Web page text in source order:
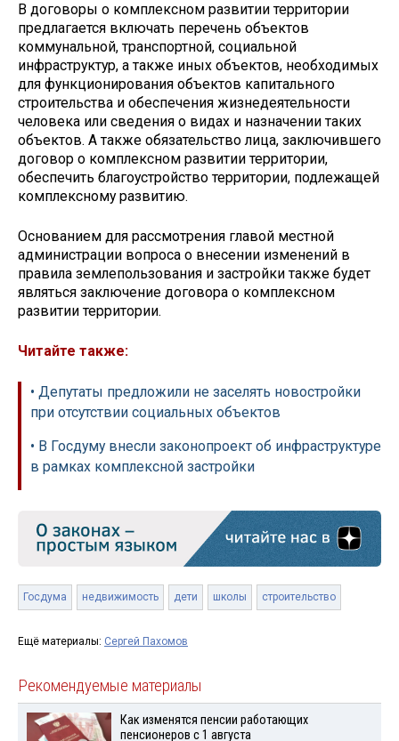
В договоры о комплексном развитии территории
предлагается включать перечень объектов
коммунальной, транспортной, социальной
инфраструктур, а также иных объектов, необходимых
для функционирования объектов капитального
строительства и обеспечения жизнедеятельности
человека или сведения о видах и назначении таких
объектов. А также обязательство лица, заключившего
договор о комплексном развитии территории,
обеспечить благоустройство территории, подлежащей
комплексному развитию.
Основанием для рассмотрения главой местной
администрации вопроса о внесении изменений в
правила землепользования и застройки также будет
являться заключение договора о комплексном
развитии территории.
Читайте также:
• Депутаты предложили не заселять новостройки
при отсутствии социальных объектов
• В Госдуму внесли законопроект об инфраструктуре
в рамках комплексной застройки
Госдума недвижимость дети школы строительство
Ещё материалы: Сергей Пахомов
Рекомендуемые материалы
Как изменятся пенсии работающих
пенсионеров с 1 августа